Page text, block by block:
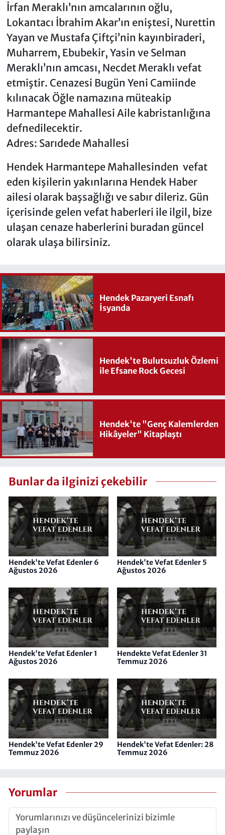
İrfan Meraklı’nın amcalarının oğlu,
Lokantacı İbrahim Akar’ın eniştesi, Nurettin
Yayan ve Mustafa Çiftçi’nin kayınbiraderi,
Muharrem, Ebubekir, Yasin ve Selman
Meraklı’nın amcası, Necdet Meraklı vefat
etmiştir. Cenazesi Bugün Yeni Camiinde
kılınacak Öğle namazına müteakip
Harmantepe Mahallesi Aile kabristanlığına
defnedilecektir.
Adres: Sarıdede Mahallesi
Hendek Harmantepe Mahallesinden vefat
eden kişilerin yakınlarına Hendek Haber
ailesi olarak başsağlığı ve sabır dileriz. Gün
içerisinde gelen vefat haberleri ile ilgil, bize
ulaşan cenaze haberlerini buradan güncel
olarak ulaşa bilirsiniz.
Hendek Pazaryeri Esnafı
İsyanda
Hendek'te Bulutsuzluk Özlemi
ile Efsane Rock Gecesi
Hendek'te "Genç Kalemlerden
Hikâyeler" Kitaplaştı
Bunlar da ilginizi çekebilir
Hendek'te Vefat Edenler 6
Ağustos 2026
Hendek'te Vefat Edenler 5
Ağustos 2026
Hendek'te Vefat Edenler 1
Ağustos 2026
Hendekte Vefat Edenler 31
Temmuz 2026
Hendek'te Vefat Edenler 29
Temmuz 2026
Hendek'te Vefat Edenler: 28
Temmuz 2026
Yorumlar